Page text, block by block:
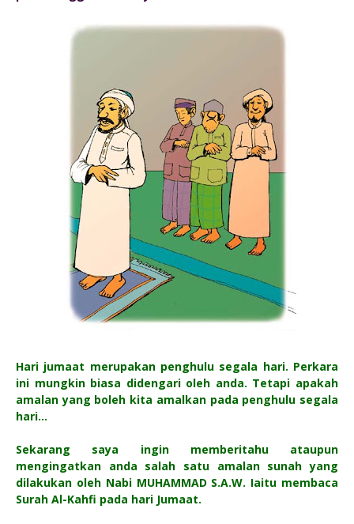
Hari jumaat merupakan penghulu segala hari. Perkara
ini mungkin biasa didengari oleh anda. Tetapi apakah
amalan yang boleh kita amalkan pada penghulu segala
hari...
Sekarang saya ingin memberitahu ataupun
mengingatkan anda salah satu amalan sunah yang
dilakukan oleh Nabi MUHAMMAD S.A.W. Iaitu membaca
Surah Al-Kahfi pada hari Jumaat.